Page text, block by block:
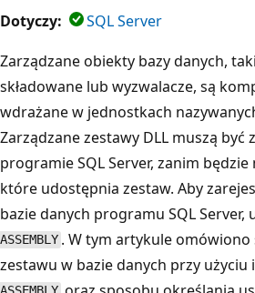
Dotyczy:
SQL Server
Zarządzane obiekty bazy danych,
składowane lub wyzwalacze, są
wdrażane w jednostkach
Zarządzane zestawy DLL muszą
programie SQL Server, zanim
które udostępnia zestaw. Aby
bazie danych programu SQL Server,
ASSEMBLY . W tym artykule
zestawu w bazie danych przy użyciu